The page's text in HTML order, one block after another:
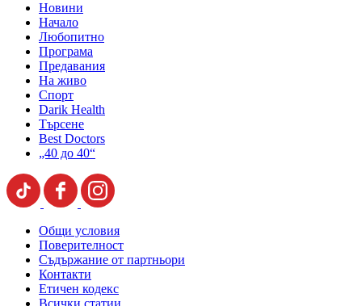
Новини
Начало
Любопитно
Програма
Предавания
На живо
Спорт
Darik Health
Търсене
Best Doctors
„40 до 40“
Общи условия
Поверителност
Съдържание от партньори
Контакти
Етичен кодекс